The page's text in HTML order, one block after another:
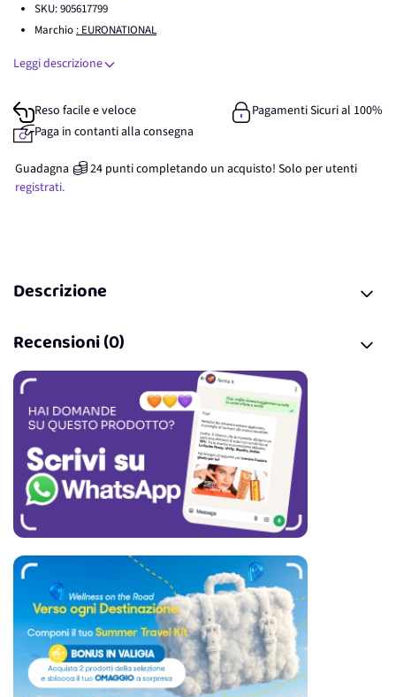
SKU:905617799
Marchio : EURONATIONAL
Leggi descrizione
Reso facile e veloce
Pagamenti Sicuri al 100%
Paga in contanti alla consegna
Guadagna 24 punticompletando un acquisto! Solo per utenti
registrati.
Descrizione
Recensioni (0)